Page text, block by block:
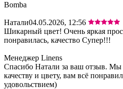
Bomba
Натали04.05.2026, 12:56
Шикарный цвет! Очень яркая
понравилась, качество Супер!!!
Менеджер Linens
Спасибо Натали за ваш отзыв. Мы
качеству и цвету, вам всё
удовольствием)